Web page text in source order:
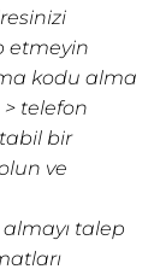
etmeyin
kodu alma
telefon
bir
ve
talep